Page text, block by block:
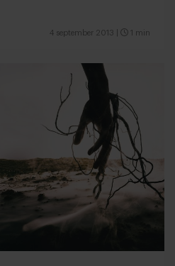
4 september 2013 1 min